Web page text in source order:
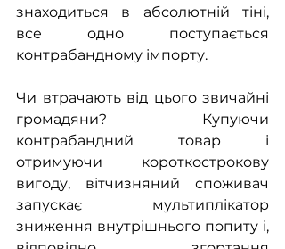
знаходиться в абсолютній тіні,
все одно поступається
контрабандному імпорту.
Чи втрачають від цього звичайні
громадяни? Купуючи
контрабандний товар і
отримуючи короткострокову
вигоду, вітчизняний споживач
запускає мультиплікатор
зниження внутрішнього попиту і,